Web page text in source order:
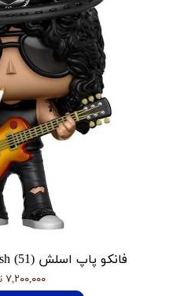
فانکو پاپ اسلش Guns 'N Roses - Slash (51)
۷,۲۰۰,۰۰۰ تومان